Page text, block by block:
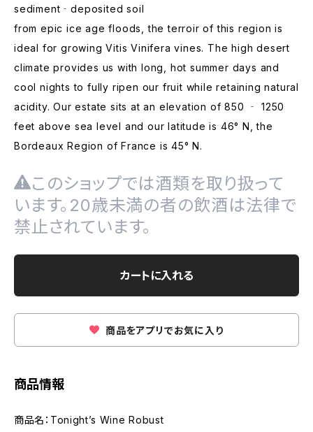
sediment‐deposited soil
from epic ice age floods, the terroir of this region is
ideal for growing Vitis Vinifera vines. The high desert
climate provides us with long, hot summer days and
cool nights to fully ripen our fruit while retaining natural
acidity. Our estate sits at an elevation of 850 ‐ 1250
feet above sea level and our latitude is 46° N, the
Bordeaux Region of France is 45° N.
このショップでは酒類を取り扱って
います。20歳未満の者の飲酒は法律で
禁止されています。
カートに入れる
商品をアプリでお気に入り
商品情報
商品名：Tonight’s Wine Robust